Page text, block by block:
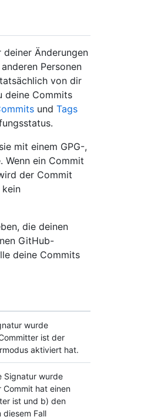
Änderungen
Personen
von dir
deine Commits
und Tags
mit einem GPG-,
Wenn ein Commit
der Commit
kein
die deinen
GitHub-
deine Commits
wurde
ist der
aktiviert hat.
Signatur wurde
hat einen
ist und b) den
Fall